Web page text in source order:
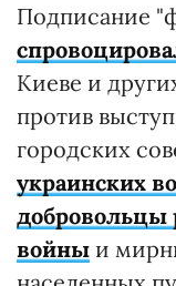
Подписание
Киеве и
против
городских
украинских
добровольцы
войны и